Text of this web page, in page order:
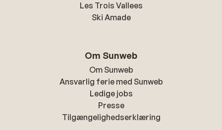
Les Trois Vallees
Ski Amade
Om Sunweb
Om Sunweb
Ansvarlig ferie med Sunweb
Ledige jobs
Presse
Tilgængelighedserklæring